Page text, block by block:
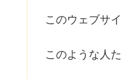
このウェブサイ
このような人